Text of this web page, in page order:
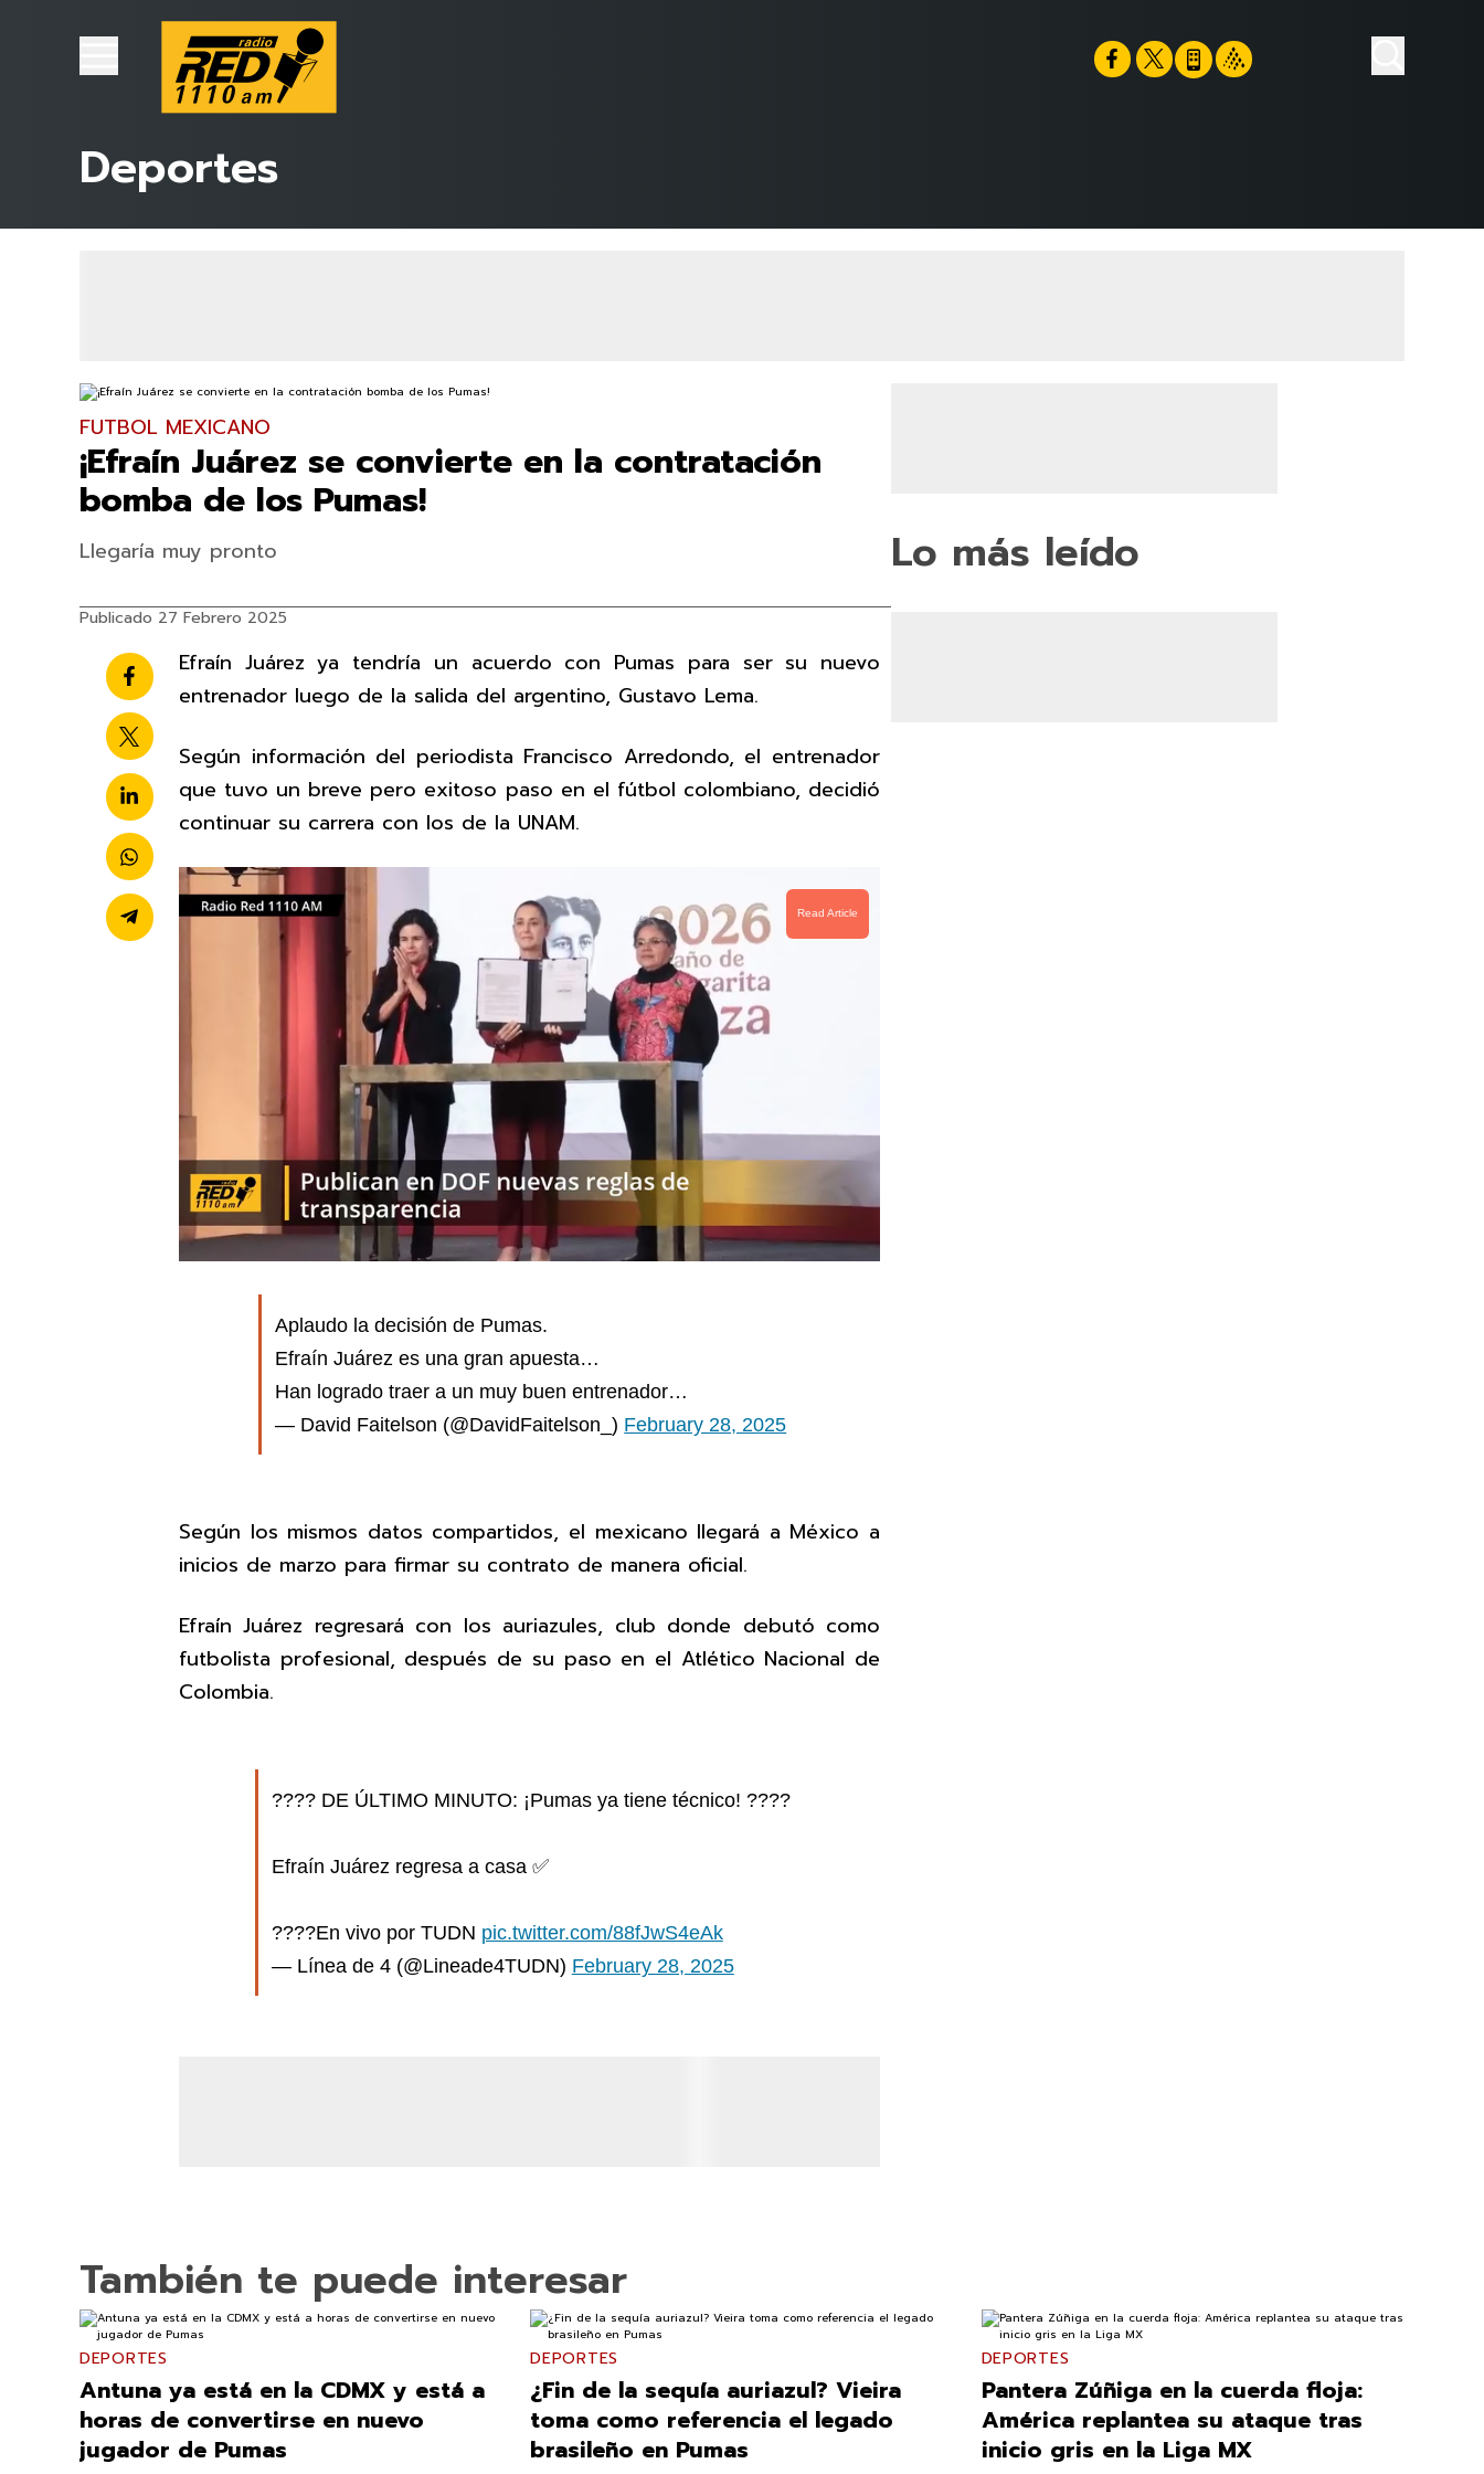
Deportes
FUTBOL MEXICANO
¡Efraín Juárez se convierte en la contratación
bomba de los Pumas!
Llegaría muy pronto
Publicado 27 Febrero 2025
Efraín Juárez ya tendría un acuerdo con Pumas para ser su nuevo
entrenador luego de la salida del argentino, Gustavo Lema.
Según información del periodista Francisco Arredondo, el entrenador
que tuvo un breve pero exitoso paso en el fútbol colombiano, decidió
continuar su carrera con los de la UNAM.
Read Article
Aplaudo la decisión de Pumas.
Efraín Juárez es una gran apuesta…
Han logrado traer a un muy buen entrenador…
— David Faitelson (@DavidFaitelson_) February 28, 2025
Según los mismos datos compartidos, el mexicano llegará a México a
inicios de marzo para firmar su contrato de manera oficial.
Efraín Juárez regresará con los auriazules, club donde debutó como
futbolista profesional, después de su paso en el Atlético Nacional de
Colombia.
???? DE ÚLTIMO MINUTO: ¡Pumas ya tiene técnico! ????
Efraín Juárez regresa a casa ✅
????En vivo por TUDN pic.twitter.com/88fJwS4eAk
— Línea de 4 (@Lineade4TUDN) February 28, 2025
Lo más leído
También te puede interesar
DEPORTES
Antuna ya está en la CDMX y está a
horas de convertirse en nuevo
jugador de Pumas
DEPORTES
¿Fin de la sequía auriazul? Vieira
toma como referencia el legado
brasileño en Pumas
DEPORTES
Pantera Zúñiga en la cuerda floja:
América replantea su ataque tras
inicio gris en la Liga MX